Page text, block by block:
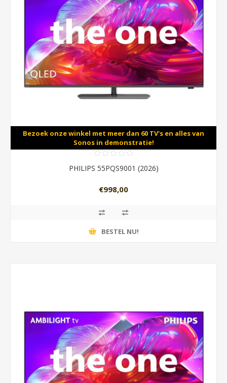
Bezoek onze winkel met meer dan 60 TV's en alles van
Sonos in demonstratie!
PHILIPS 55PQS9001 (2026)
€998,00
BESTEL NU!